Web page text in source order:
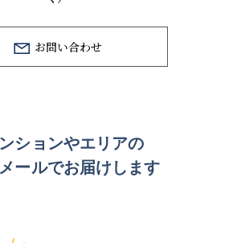
お問い合わせ
ションやエリアの
ールでお届けします